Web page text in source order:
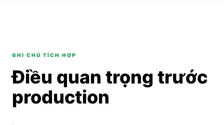
GHI CHÚ TÍCH HỢP
Điều quan trọng trước
production